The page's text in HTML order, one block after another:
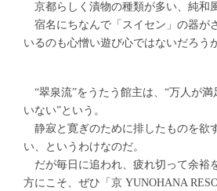
京都らしく漬物の種類が多い、純和
宿名にちなんで「スイセン」の器が
いるのも心憎い遊び心ではないだろう
“翠泉流”をうたう館主は、“万人が満
いない”という。
静寂と寛ぎのために排したものを欲
い、というわけなのだ。
だが毎日に追われ、疲れ切って余裕
方にこそ、ぜひ「京 YUNOHANA